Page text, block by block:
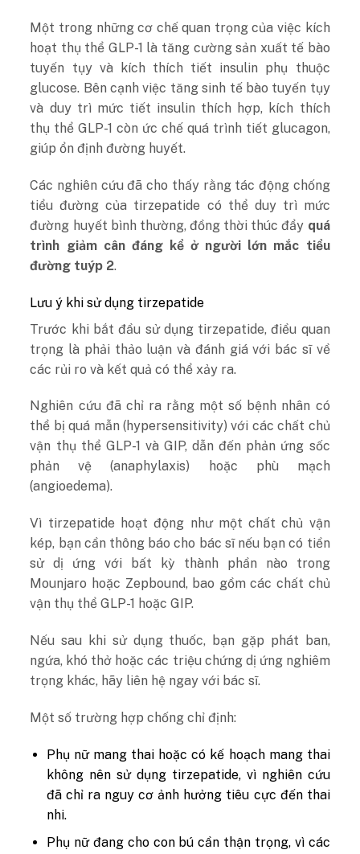
Một trong những cơ chế quan trọng của việc kích
hoạt thụ thể GLP-1 là tăng cường sản xuất tế bào
tuyến tụy và kích thích tiết insulin phụ thuộc
glucose. Bên cạnh việc tăng sinh tế bào tuyến tụy
và duy trì mức tiết insulin thích hợp, kích thích
thụ thể GLP-1 còn ức chế quá trình tiết glucagon,
giúp ổn định đường huyết.
Các nghiên cứu đã cho thấy rằng tác động chống
tiểu đường của tirzepatide có thể duy trì mức
đường huyết bình thường, đồng thời thúc đẩy quá
trình giảm cân đáng kể ở người lớn mắc tiểu
đường tuýp 2.
Lưu ý khi sử dụng tirzepatide
Trước khi bắt đầu sử dụng tirzepatide, điều quan
trọng là phải thảo luận và đánh giá với bác sĩ về
các rủi ro và kết quả có thể xảy ra.
Nghiên cứu đã chỉ ra rằng một số bệnh nhân có
thể bị quá mẫn (hypersensitivity) với các chất chủ
vận thụ thể GLP-1 và GIP, dẫn đến phản ứng sốc
phản vệ (anaphylaxis) hoặc phù mạch
(angioedema).
Vì tirzepatide hoạt động như một chất chủ vận
kép, bạn cần thông báo cho bác sĩ nếu bạn có tiền
sử dị ứng với bất kỳ thành phần nào trong
Mounjaro hoặc Zepbound, bao gồm các chất chủ
vận thụ thể GLP-1 hoặc GIP.
Nếu sau khi sử dụng thuốc, bạn gặp phát ban,
ngứa, khó thở hoặc các triệu chứng dị ứng nghiêm
trọng khác, hãy liên hệ ngay với bác sĩ.
Một số trường hợp chống chỉ định:
Phụ nữ mang thai hoặc có kế hoạch mang thai
không nên sử dụng tirzepatide, vì nghiên cứu
đã chỉ ra nguy cơ ảnh hưởng tiêu cực đến thai
nhi.
Phụ nữ đang cho con bú cần thận trọng, vì các